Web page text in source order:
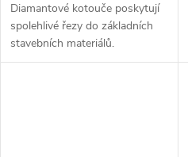
Diamantové kotouče poskytují
spolehlivé řezy do základních
stavebních materiálů.